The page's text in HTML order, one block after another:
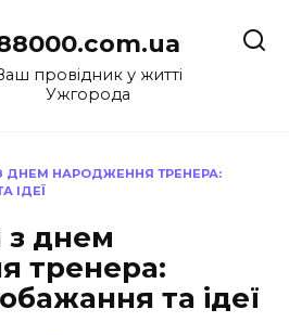
провідник у житті
Ужгорода
ДНЕМ НАРОДЖЕННЯ ТРЕНЕРА:
ІДЕЇ
з днем
тренера:
та ідеї